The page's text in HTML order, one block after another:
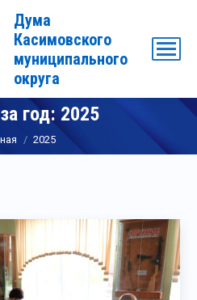
Дума
Касимовского
муниципального
округа
год: 2025
2025